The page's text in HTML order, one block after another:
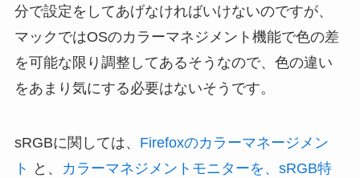
分で設定をしてあげなければいけないのですが、
マックではOSのカラーマネジメント機能で色の差
を可能な限り調整してあるそうなので、色の違い
をあまり気にする必要はないそうです。
sRGBに関しては、 Firefoxのカラーマネージメン
ト と、
カラーマネジメントモニターを、sRGB特